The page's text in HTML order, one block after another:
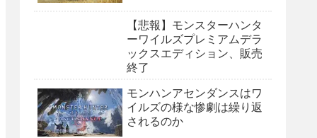
【悲報】モンスターハンタ
ーワイルズプレミアムデラ
ックスエディション、販売
終了
モンハンアセンダンスはワ
イルズの様な惨劇は繰り返
されるのか